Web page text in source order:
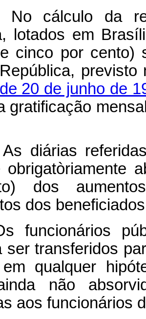
No cálculo da
lotados em
cinco por cento)
20 de junho de
gratificação
diárias
obrigatòriamente
dos
dos
funcionários
ser transferidos
qualquer
não
aos funcionários